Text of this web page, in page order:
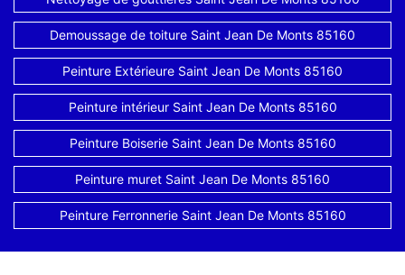
Demoussage de toiture Saint Jean De Monts 85160
Peinture Extérieure Saint Jean De Monts 85160
Peinture intérieur Saint Jean De Monts 85160
Peinture Boiserie Saint Jean De Monts 85160
Peinture muret Saint Jean De Monts 85160
Peinture Ferronnerie Saint Jean De Monts 85160